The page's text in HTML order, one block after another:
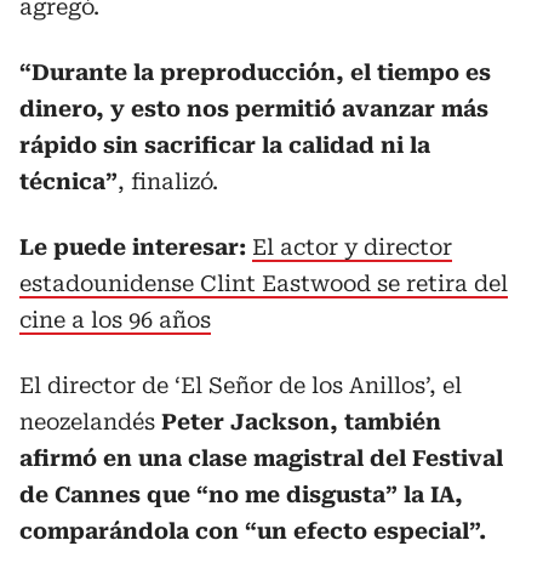
agregó.
“Durante la preproducción, el tiempo es
dinero, y esto nos permitió avanzar más
rápido sin sacrificar la calidad ni la
técnica”, finalizó.
Le puede interesar: El actor y director
estadounidense Clint Eastwood se retira del
cine a los 96 años
El director de ‘El Señor de los Anillos’, el
neozelandés Peter Jackson, también
afirmó en una clase magistral del Festival
de Cannes que “no me disgusta” la IA,
comparándola con “un efecto especial”.